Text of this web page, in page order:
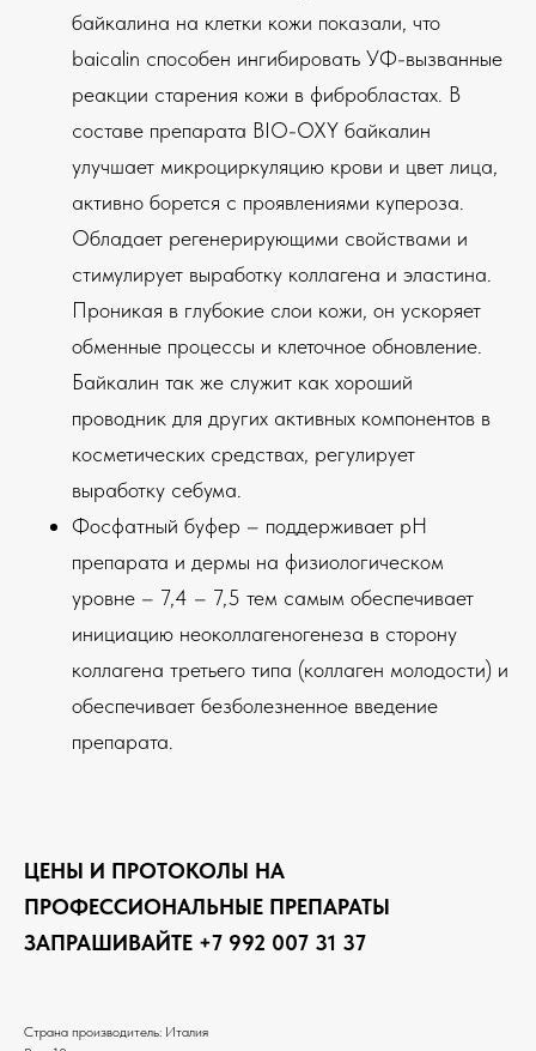
байкалина на клетки кожи показали, что
baicalin способен ингибировать УФ-вызванные
реакции старения кожи в фибробластах. В
составе препарата BIO-OXY байкалин
улучшает микроциркуляцию крови и цвет лица,
активно борется с проявлениями купероза.
Обладает регенерирующими свойствами и
стимулирует выработку коллагена и эластина.
Проникая в глубокие слои кожи, он ускоряет
обменные процессы и клеточное обновление.
Байкалин так же служит как хороший
проводник для других активных компонентов в
косметических средствах, регулирует
выработку себума.
Фосфатный буфер – поддерживает рН
препарата и дермы на физиологическом
уровне – 7,4 – 7,5 тем самым обеспечивает
инициацию неоколлагеногенеза в сторону
коллагена третьего типа (коллаген молодости) и
обеспечивает безболезненное введение
препарата.
ЦЕНЫ И ПРОТОКОЛЫ НА
ПРОФЕССИОНАЛЬНЫЕ ПРЕПАРАТЫ
ЗАПРАШИВАЙТЕ +7 992 007 31 37
Страна производитель: Италия